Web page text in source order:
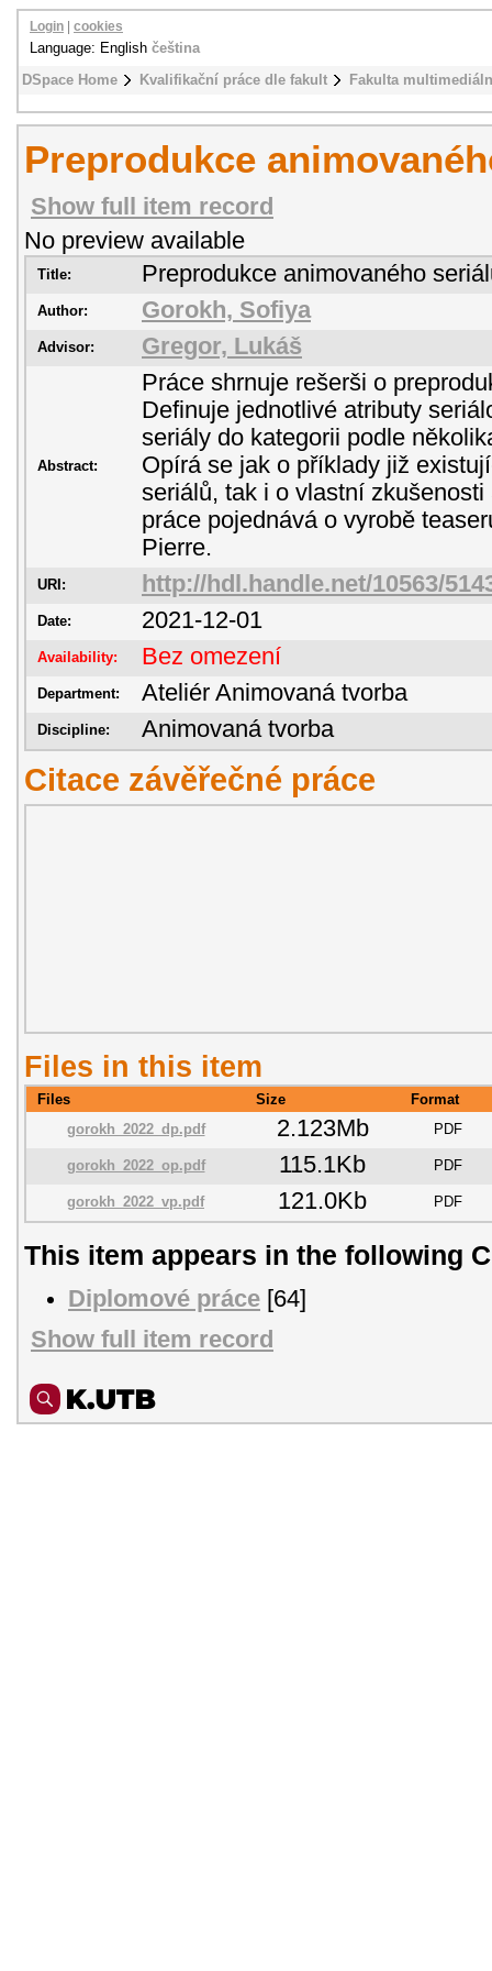
DSpace Home Kvalifikační práce dle fakult Fakulta
Login cookies
Language: English čeština
Preprodukce
Show full item record
No preview available
Title: Preprodukce animovaného
Author: Gorokh, Sofiya
Advisor: Gregor, Lukáš
Abstract:
Práce shrnuje rešerši o
Definuje jednotlivé atributy
seriály do kategorii podle
Opírá se jak o příklady již
seriálů, tak i o vlastní
práce pojednává o vyrobě
Pierre.
URI: http://hdl.handle.net/10563/
Date: 2021-12-01
Availability: Bez omezení
Department: Ateliér Animovaná tvorba
Discipline: Animovaná tvorba
Citace závěřečné práce
Files in this item
Files Size
Format
gorokh_2022_dp.pdf
2.123Mb PDF
gorokh_2022_op.pdf 115.1Kb PDF
gorokh_2022_vp.pdf 121.0Kb PDF
This item appears in the following
Diplomové práce [64]
Show full item record